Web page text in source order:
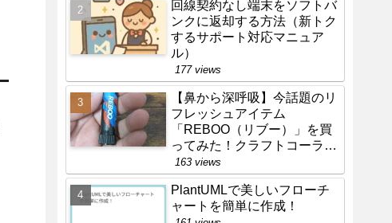
回線契約なし端末をソフトバ
ンクに返却する方法（新トク
するサポート対応マニュア
ル）
177 views
【鼻から深呼吸】今話題のリ
フレッシュアイテム
「REBOO（リブー）」を買
ってみた！クラフトコーラ味
のリアルな感想
163 views
PlantUMLで美しいフローチ
ャートを簡単に作成！